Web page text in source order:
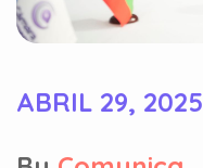
ABRIL 29, 2025